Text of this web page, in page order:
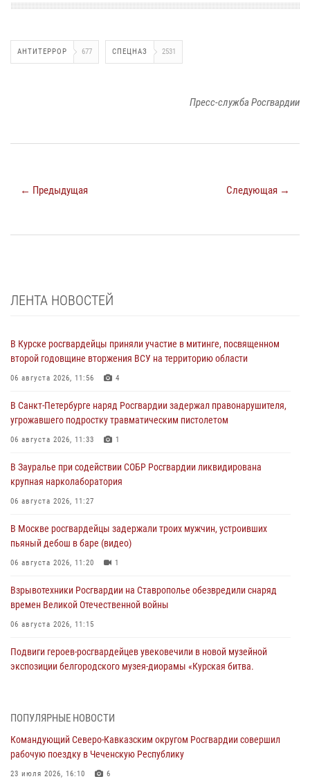
АНТИТЕРРОР 677 СПЕЦНАЗ 2531
Пресс-служба Росгвардии
← Предыдущая Следующая →
ЛЕНТА НОВОСТЕЙ
В Курске росгвардейцы приняли участие в митинге, посвященном
второй годовщине вторжения ВСУ на территорию области
06 августа 2026, 11:56 4
В Санкт-Петербурге наряд Росгвардии задержал правонарушителя,
угрожавшего подростку травматическим пистолетом
06 августа 2026, 11:33 1
В Зауралье при содействии СОБР Росгвардии ликвидирована
крупная нарколаборатория
06 августа 2026, 11:27
В Москве росгвардейцы задержали троих мужчин, устроивших
пьяный дебош в баре (видео)
06 августа 2026, 11:20 1
Взрывотехники Росгвардии на Ставрополье обезвредили снаряд
времен Великой Отечественной войны
06 августа 2026, 11:15
Подвиги героев‑росгвардейцев увековечили в новой музейной
экспозиции белгородского музея‑диорамы «Курская битва.
матче в Москве обеспечила Росгвардия (видео)
06 августа 2026, 10:13
ПОПУЛЯРНЫЕ НОВОСТИ
Командующий Северо-Кавказским округом Росгвардии совершил
рабочую поездку в Чеченскую Республику
23 июля 2026, 16:10 6